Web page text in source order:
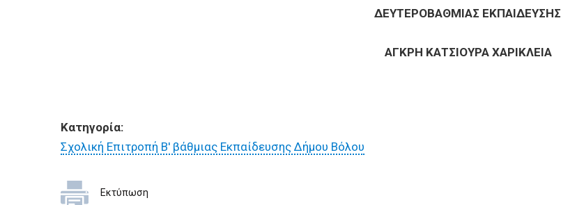
ΔΕΥΤΕΡΟΒΑΘΜΙΑΣ ΕΚΠΑΙΔΕΥΣΗΣ
ΑΓΚΡΗ ΚΑΤΣΙΟΥΡΑ ΧΑΡΙΚΛΕΙΑ
Κατηγορία:
Σχολική Επιτροπή Β' βάθμιας Εκπαίδευσης Δήμου Βόλου
Εκτύπωση